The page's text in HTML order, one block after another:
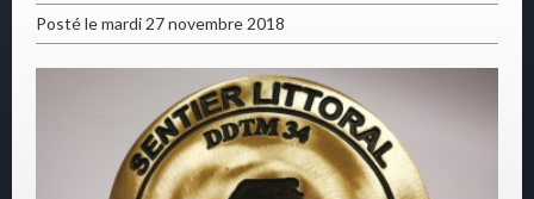
Posté le mardi 27 novembre 2018